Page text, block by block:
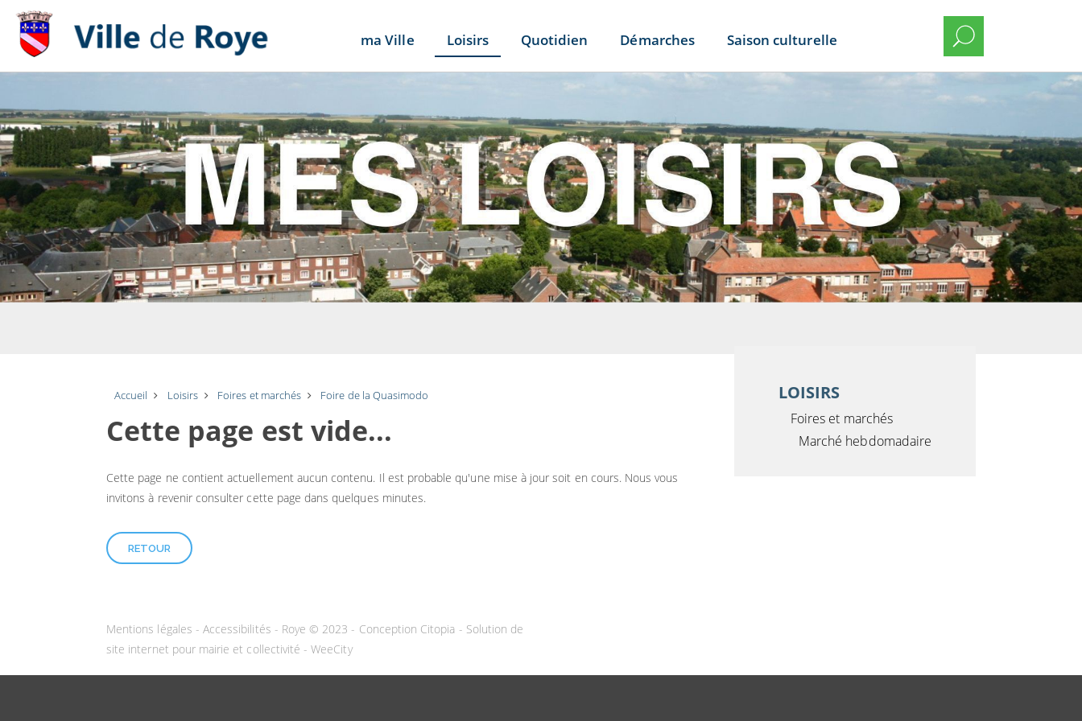
ma Ville Loisirs Quotidien Démarches Saison culturelle
Accueil Loisirs Foires et marchés Foire de la Quasimodo
Cette page est vide...
Cette page ne contient actuellement aucun contenu. Il est probable qu'une mise à jour soit en cours. Nous vous
invitons à revenir consulter cette page dans quelques minutes.
RETOUR
LOISIRS
Foires et marchés
Marché hebdomadaire
Mentions légales - Accessibilités - Roye © 2023 - Conception Citopia - Solution de
site internet pour mairie et collectivité - WeeCity